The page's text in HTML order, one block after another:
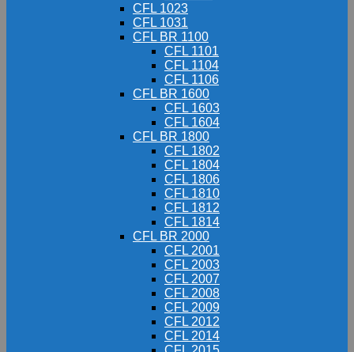
CFL 1023
CFL 1031
CFL BR 1100
CFL 1101
CFL 1104
CFL 1106
CFL BR 1600
CFL 1603
CFL 1604
CFL BR 1800
CFL 1802
CFL 1804
CFL 1806
CFL 1810
CFL 1812
CFL 1814
CFL BR 2000
CFL 2001
CFL 2003
CFL 2007
CFL 2008
CFL 2009
CFL 2012
CFL 2014